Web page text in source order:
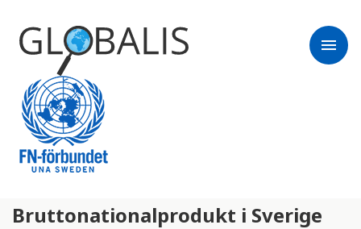
menu
Bruttonationalprodukt i Sverige